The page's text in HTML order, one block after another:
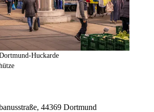
Huckarde
44369 Dortmund